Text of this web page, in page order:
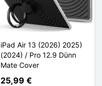
iPad Air 13 (2026) 2025)
(2024) / Pro 12.9 Dünn
Mate Cover
25,99 €